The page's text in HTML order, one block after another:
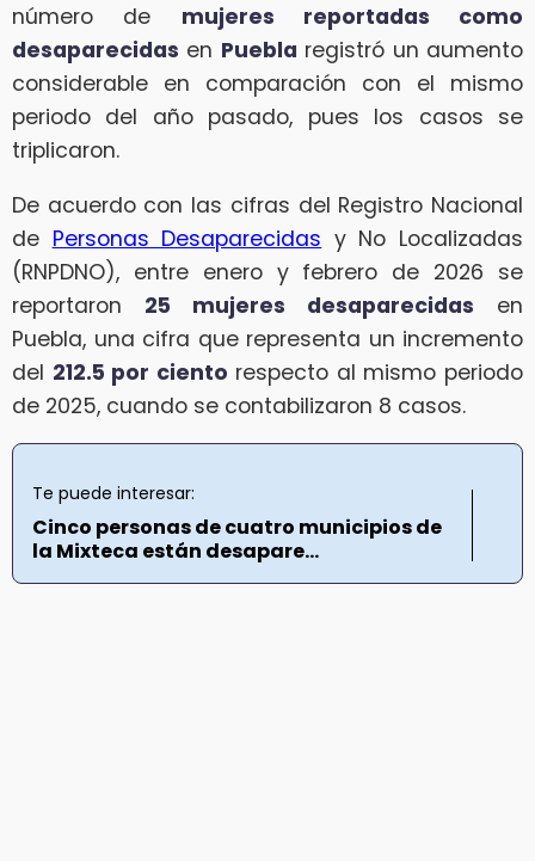
número de mujeres reportadas como
desaparecidas en Puebla registró un aumento
considerable en comparación con el mismo
periodo del año pasado, pues los casos se
triplicaron.
De acuerdo con las cifras del Registro Nacional
de Personas Desaparecidas y No Localizadas
(RNPDNO), entre enero y febrero de 2026 se
reportaron 25 mujeres desaparecidas en
Puebla, una cifra que representa un incremento
del 212.5 por ciento respecto al mismo periodo
de 2025, cuando se contabilizaron 8 casos.
Te puede interesar:
Cinco personas de cuatro municipios de
la Mixteca están desapare...